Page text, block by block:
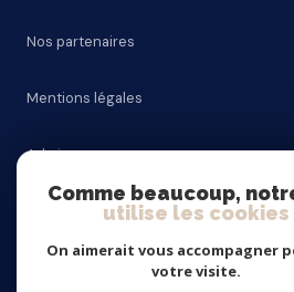
Nos partenaires
Mentions légales
Admin
Nos honoraires
Comme beaucoup,
utilise les cookies
On aimerait vous accompagner
votre visite.